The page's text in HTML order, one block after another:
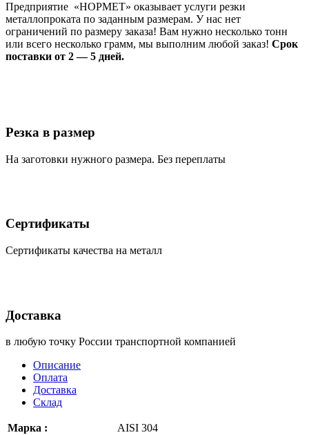
Предприятие «НОРМЕТ» оказывает услуги резки
металлопроката по заданным размерам. У нас нет
ограничений по размеру заказа! Вам нужно несколько тонн
или всего несколько грамм, мы выполним любой заказ! Срок
поставки от 2 — 5 дней.
Резка в размер
На заготовки нужного размера. Без переплаты
Сертификаты
Сертификаты качества на металл
Доставка
в любую точку России транспортной компанией
Описание
Оплата
Доставка
Склад
Марка :
AISI 304